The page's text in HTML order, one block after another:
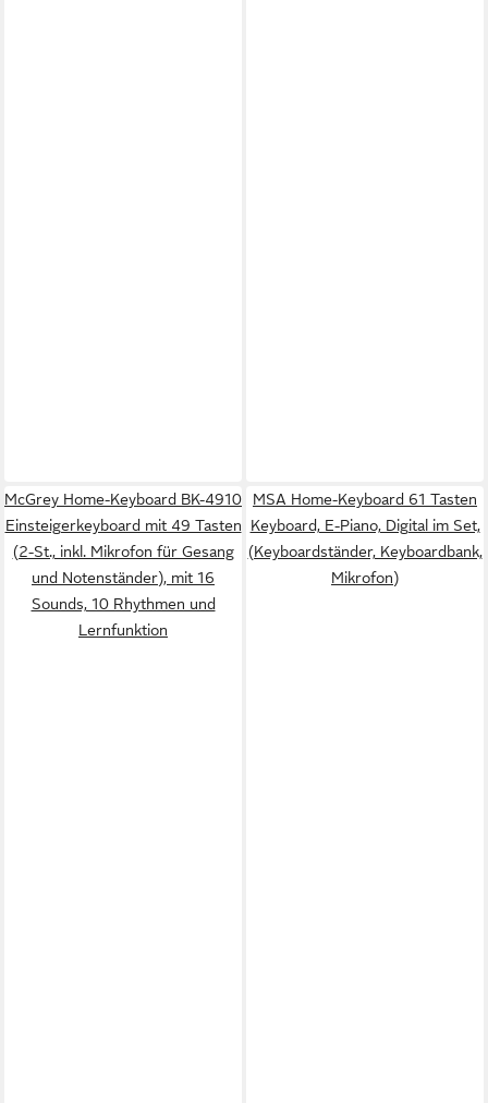
McGrey Home-Keyboard BK-4910
Einsteigerkeyboard mit 49 Tasten
(2-St., inkl. Mikrofon für Gesang
und Notenständer), mit 16
Sounds, 10 Rhythmen und
Lernfunktion
MSA Home-Keyboard 61 Tasten
Keyboard, E-Piano, Digital im Set,
(Keyboardständer, Keyboardbank,
Mikrofon)